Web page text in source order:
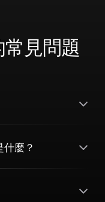
見問題
麼？